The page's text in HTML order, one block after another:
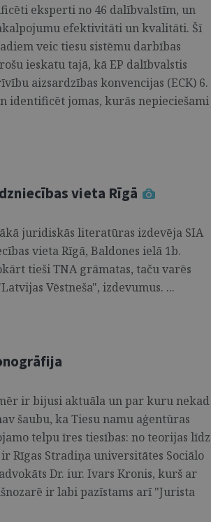
eksperti no 46 dalībvalstīm, un
efektivitāti un kvalitāti. Šī
veic tiesu sistēmu darbības
ieskatu tajā, kā EP dalībvalstis
aizsardzības konvencijas (ECK) 6.
identificēt jomas, kurās nepieciešami
vieta Rīgā
juridiskās literatūras izdevēja SIA
vieta Rīgā, Baldones ielā 1b.
tieši TNA grāmatas, taču varēs
Vēstneša", izdevumus. ...
ir bijusi aktuāla un par kuru nekad
šaubu, ka Tiesu namu aģentūras
telpu īres tiesības: no teorijas līdz
Rīgas Stradiņa universitātes Sociālo
Dr. iur. Ivars Kronis, kurš ar
ir labi pazīstams arī "Jurista